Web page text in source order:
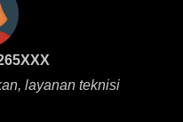
layanan teknisi